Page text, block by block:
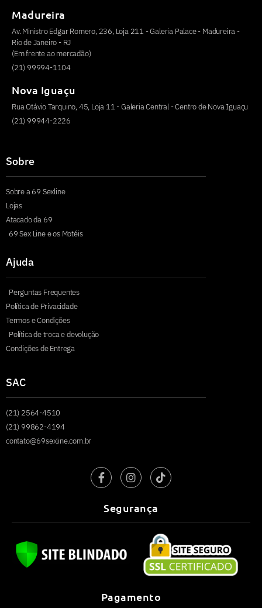
Madureira
Av. Ministro Edgar Romero, 236, Loja 211 - Galeria Palace - Madureira -
Rio de Janeiro - RJ
(Em frente ao mercadão)
(21) 99994-1104
Nova Iguaçu
Rua Otávio Tarquino, 45, Loja 11 - Galeria Central - Centro de Nova Iguaçu
(21) 99944-2226
Sobre
Sobre a 69 Sexline
Lojas
Atacado da 69
69 Sex Line e os Motéis
Ajuda
Perguntas Frequentes
Política de Privacidade
Termos e Condições
Política de troca e devolução
Condições de Entrega
SAC
(21) 2564-4510
(21) 99862-4194
contato@69sexline.com.br
Segurança
Pagamento